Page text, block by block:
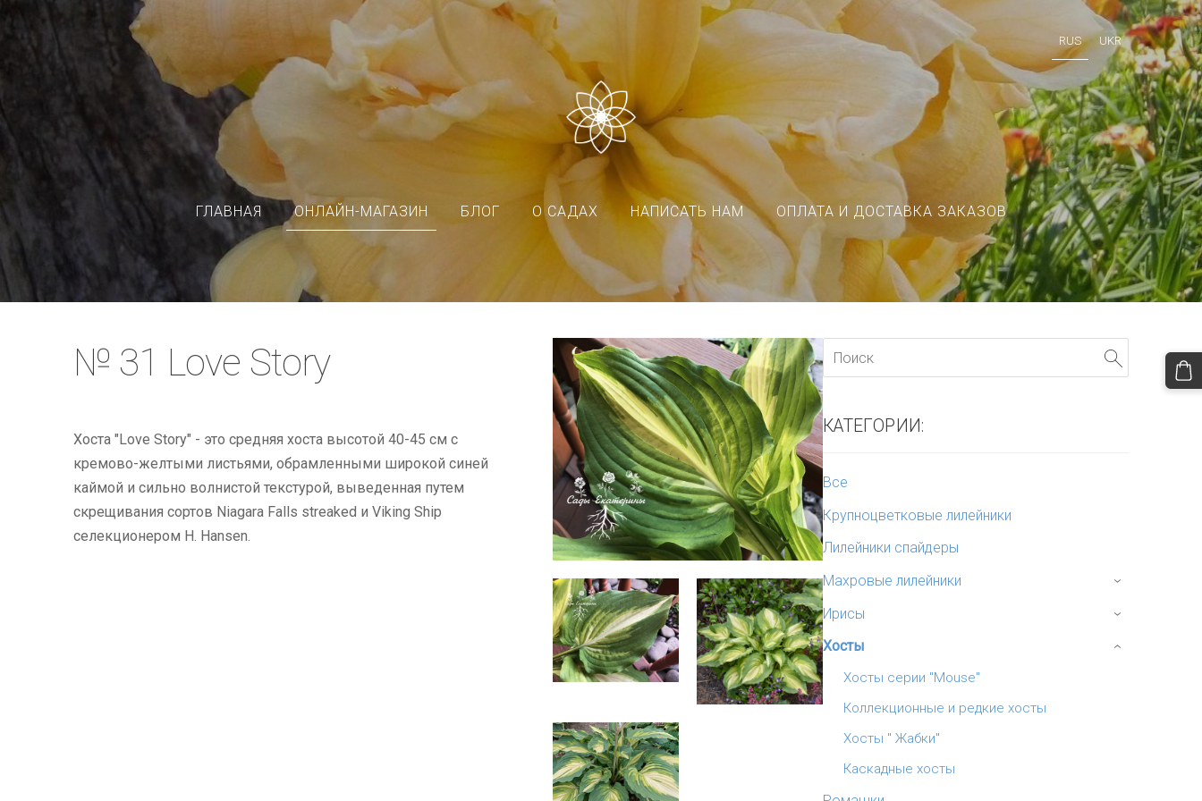
RUS UKR
ГЛАВНАЯ ОНЛАЙН-МАГАЗИН БЛОГ О САДАХ НАПИСАТЬ НАМ ОПЛАТА И ДОСТАВКА ЗАКАЗОВ
КАТЕГОРИИ:
Все
Крупноцветковые лилейники
Лилейники спайдеры
Махровые лилейники
›
Ирисы ›
Хосты
Хосты серии "Mouse"
Коллекционные и редкие хосты
Хосты " Жабки"
Каскадные хосты
›
№ 31 Love Story
Хоста "Love Story" - это средняя хоста высотой 40-45 см с
кремово-желтыми листьями, обрамленными широкой синей
каймой и сильно волнистой текстурой, выведенная путем
скрещивания сортов Niagara Falls streaked и Viking Ship
селекционером H. Hansen.